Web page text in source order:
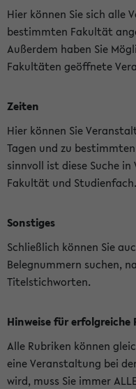
Hier können Sie sich alle
bestimmten Fakultät
Außerdem haben Sie
Fakultäten geöffnete
Zeiten
Hier können Sie
Tagen und zu
sinnvoll ist diese Suche
Fakultät und Studienfach.
Sonstiges
Schließlich können Sie
Belegnummern suchen,
Titelstichworten.
Hinweise für erfolgreiche
Alle Rubriken können
eine Veranstaltung bei
wird, muss Sie immer